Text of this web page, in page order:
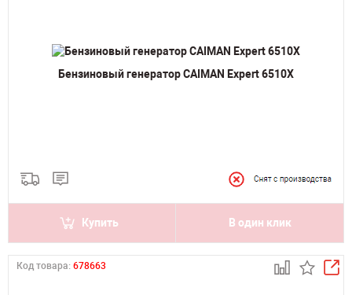
Бензиновый генератор CAIMAN Expert 6510X
Купить В один клик
Код товара: 678663